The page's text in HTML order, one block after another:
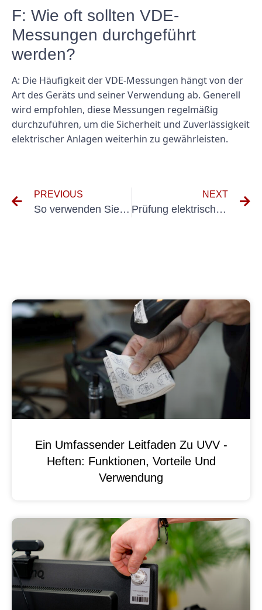
F: Wie oft sollten VDE-
Messungen durchgeführt
werden?
A: Die Häufigkeit der VDE-Messungen hängt von der
Art des Geräts und seiner Verwendung ab. Generell
wird empfohlen, diese Messungen regelmäßig
durchzuführen, um die Sicherheit und Zuverlässigkeit
elektrischer Anlagen weiterhin zu gewährleisten.
PREVIOUS
So verwenden Sie das Prüfgerät VDE 0701 0702 ordnungsgemäß zur Einhaltung der elektrischen Sicherheitsstandards
NEXT
Prüfung elektrischer Anlagen Netzwerkadministration
Ein Umfassender Leitfaden Zu UVV -
Heften: Funktionen, Vorteile Und
Verwendung